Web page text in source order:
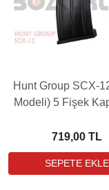
Hunt Group SCX-
Modeli) 5 Fişek
Şarjör
719,00 TL